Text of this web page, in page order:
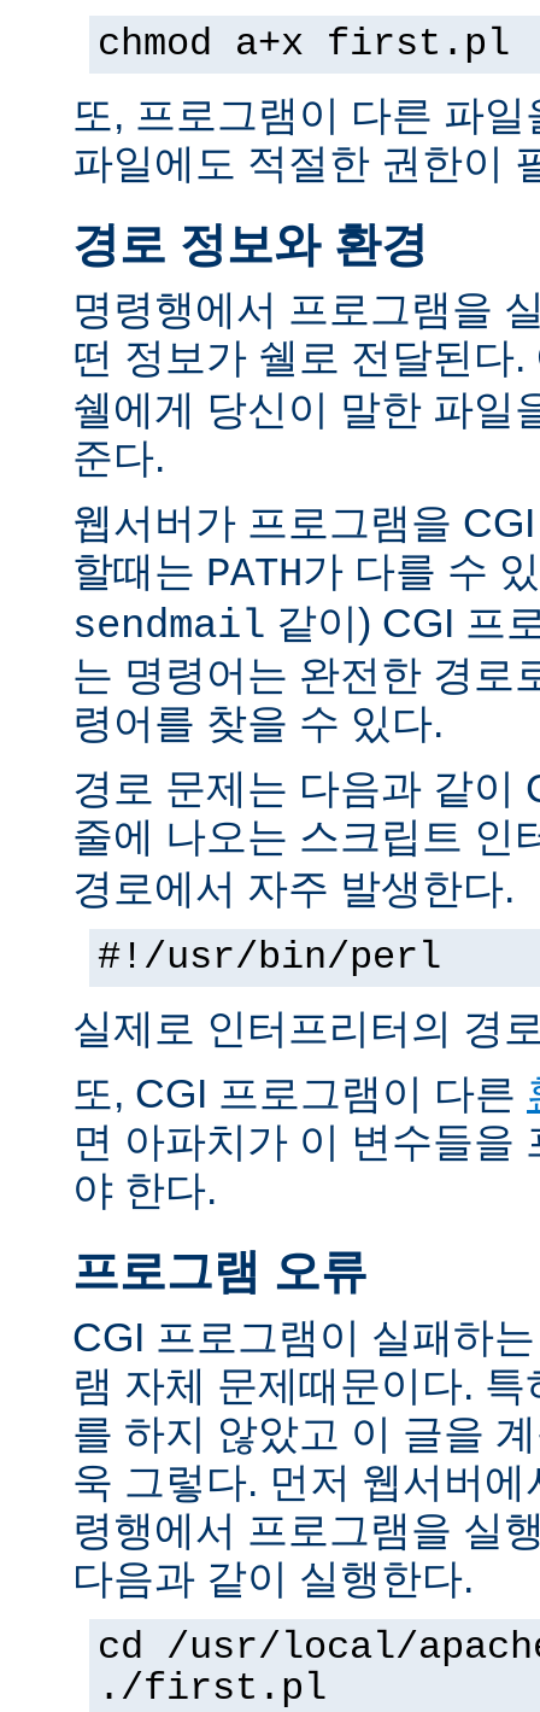
chmod a+x first.pl
또, 프로그램이 다른 파
파일에도 적절한 권한이
경로 정보와 환경
명령행에서 프로그램을
떤 정보가 쉘로 전달된다
쉘에게 당신이 말한 파일
준다.
웹서버가 프로그램을
할때는 PATH가 다를 수
sendmail 같이) CGI 프
는 명령어는 완전한 경로
령어를 찾을 수 있다.
경로 문제는 다음과 같이
줄에 나오는 스크립트 인
경로에서 자주 발생한다.
#!/usr/bin/perl
실제로 인터프리터의 경
또, CGI 프로그램이 다른
면 아파치가 이 변수들을
야 한다.
프로그램 오류
CGI 프로그램이 실패하
램 자체 문제때문이다.
를 하지 않았고 이 글을
욱 그렇다. 먼저 웹서버
령행에서 프로그램을 실
다음과 같이 실행한다.
cd /usr/local/
./first.pl